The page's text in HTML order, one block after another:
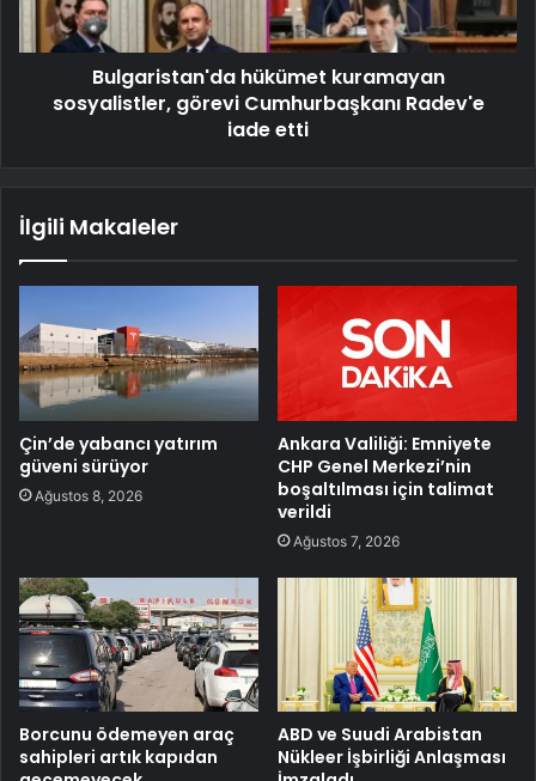
Bulgaristan'da hükümet kuramayan
sosyalistler, görevi Cumhurbaşkanı Radev'e
iade etti
İlgili Makaleler
Çin’de yabancı yatırım
güveni sürüyor
Ağustos 8, 2026
Ankara Valiliği: Emniyete
CHP Genel Merkezi’nin
boşaltılması için talimat
verildi
Ağustos 7, 2026
Borcunu ödemeyen araç
sahipleri artık kapıdan
ABD ve Suudi Arabistan
Nükleer İşbirliği Anlaşması